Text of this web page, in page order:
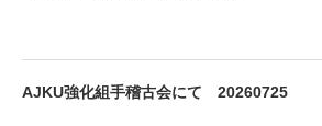
AJKU強化組手稽古会にて 20260725